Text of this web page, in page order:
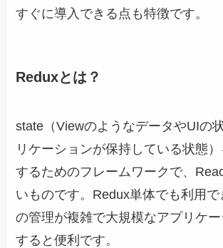
すぐに導入できる点も特徴です。
Reduxとは？
state（ViewのようなデータやUIの
リケーションが保持している状態
するためのフレームワークで、
いものです。Redux単体でも利用
の管理が複雑で大規模なアプリケ
すると便利です。